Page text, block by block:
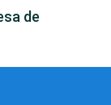
de